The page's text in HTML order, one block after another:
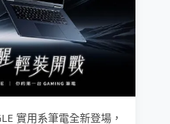
實用系筆電全新登場，